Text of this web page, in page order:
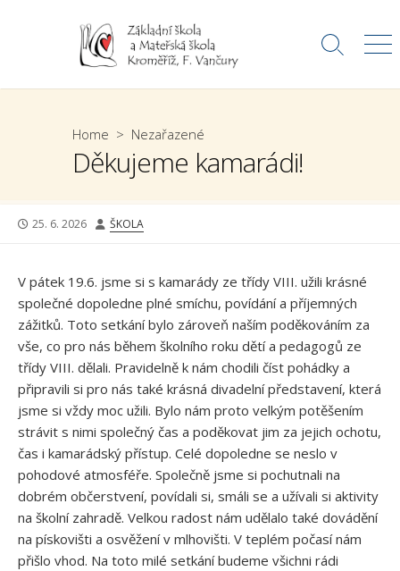
Search
Home > Nezařazené
Děkujeme kamarádi!
PUBLISHED
25. 6. 2026 AUTHOR
ŠKOLA
V pátek 19.6. jsme si s kamarády ze třídy VIII. užili krásné
společné dopoledne plné smíchu, povídání a příjemných
zážitků. Toto setkání bylo zároveň naším poděkováním za
vše, co pro nás během školního roku dětí a pedagogů ze
třídy VIII. dělali. Pravidelně k nám chodili číst pohádky a
připravili si pro nás také krásná divadelní představení, která
jsme si vždy moc užili. Bylo nám proto velkým potěšením
strávit s nimi společný čas a poděkovat jim za jejich ochotu,
čas i kamarádský přístup. Celé dopoledne se neslo v
pohodové atmosféře. Společně jsme si pochutnali na
dobrém občerstvení, povídali si, smáli se a užívali si aktivity
na školní zahradě. Velkou radost nám udělalo také dovádění
na pískovišti a osvěžení v mlhovišti. V teplém počasí nám
přišlo vhod. Na toto milé setkání budeme všichni rádi